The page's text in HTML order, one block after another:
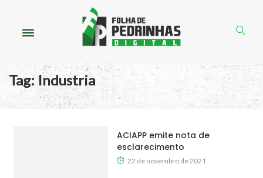
Tag:Industria
ACIAPP emite nota de
esclarecimento
22 de novembro de 2021